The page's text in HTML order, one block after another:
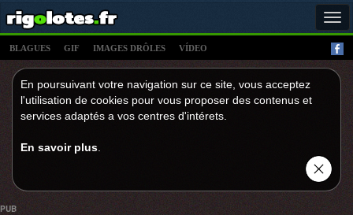
BLAGUES GIF IMAGES DRÔLES VÍDEO
En poursuivant votre navigation sur ce site, vous acceptez
l'utilisation de cookies pour vous proposer des contenus et
services adaptés a vos centres d'intérets.
En savoir plus
PUB